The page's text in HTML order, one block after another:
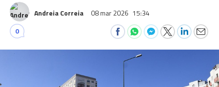
Andreia Correia 08 mar 2026 15:34
0